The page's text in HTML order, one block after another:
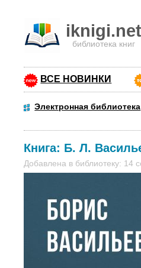
iknigi.net
библиотека книг
ВСЕ НОВИНКИ
Электронная библиотека
Книга: Б. Л.
Добавлена в библиотеку: 14